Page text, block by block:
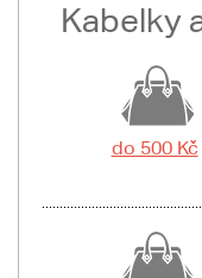
Kabelky
do 500 Kč